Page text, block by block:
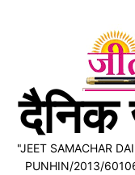
दैनिक
"JEET SAMACHAR
PUNHIN/2013/